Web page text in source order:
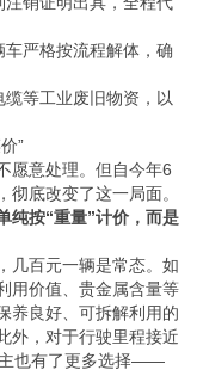
车严格按流程解体，确
缆等工业废旧物资，以
”
愿意处理。但自今年6
彻底改变了这一局面。
纯按“重量”计价，而是
几百元一辆是常态。如
用价值、贵金属含量等
养良好、可拆解利用的
外，对于行驶里程接近
主也有了更多选择——